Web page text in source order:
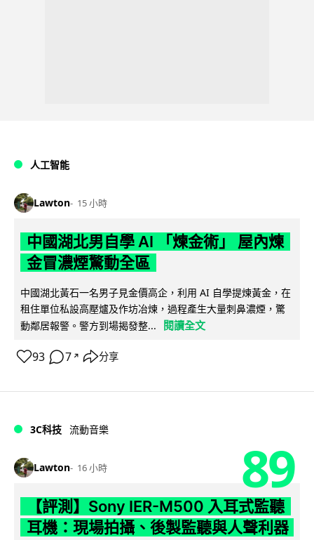
人工智能
Lawton 15 小時
中國湖北男自學 AI 「煉金術」 屋內煉
金冒濃煙驚動全區
中國湖北黃石一名男子見金價高企，利用 AI 自學提煉黃金，在
租住單位私設高壓爐及作坊冶煉，過程產生大量刺鼻濃煙，驚
動鄰居報警。警方到場揭發整...
閱讀全文
93 7 ↗ 分享
3C科技 流動音樂
Lawton 16 小時 89
【評測】Sony IER-M500 入耳式監聽
耳機：現場拍攝、後製監聽與人聲利器